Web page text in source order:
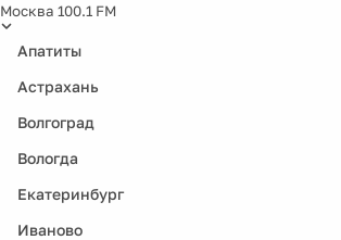
Москва 100.1 FM
Апатиты
Астрахань
Волгоград
Вологда
Екатеринбург
Иваново